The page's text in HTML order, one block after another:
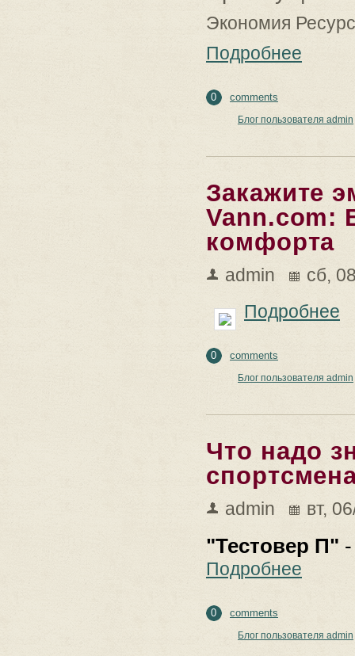
Экономия
Подробнее
0 comments
Блог пользователя admin
Закажите
Vann.com:
комфорта
admin
сб,
Подробнее
0 comments
Блог пользователя admin
Что надо
admin вт,
"Тестовер П"
Подробнее
0 comments
Блог пользователя admin